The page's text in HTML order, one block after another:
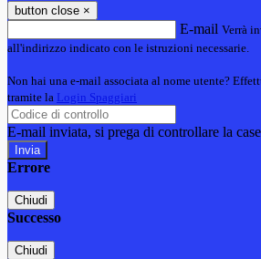
button close ×
E-mail Verrà
all'indirizzo indicato con le istruzioni necessarie.
Non hai una e-mail associata al nome utente?
tramite la Login Spaggiari
E-mail inviata, si prega di controllare la
Errore
Chiudi
Successo
Chiudi